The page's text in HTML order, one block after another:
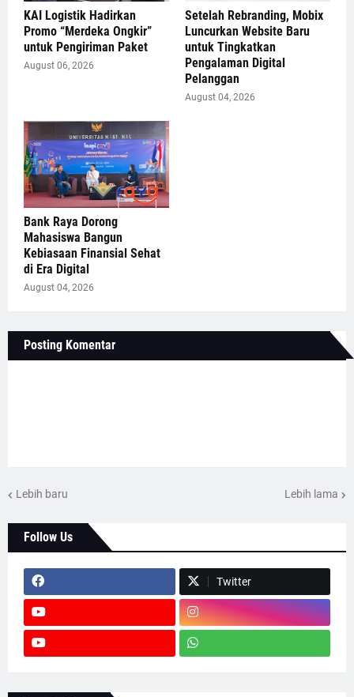
KAI Logistik Hadirkan
Promo “Merdeka Ongkir”
untuk Pengiriman Paket
August 06, 2026
Setelah Rebranding, Mobix
Luncurkan Website Baru
untuk Tingkatkan
Pengalaman Digital
Pelanggan
August 04, 2026
Bank Raya Dorong
Mahasiswa Bangun
Kebiasaan Finansial Sehat
di Era Digital
August 04, 2026
Posting Komentar
Lebih baru Lebih lama
Follow Us
Twitter